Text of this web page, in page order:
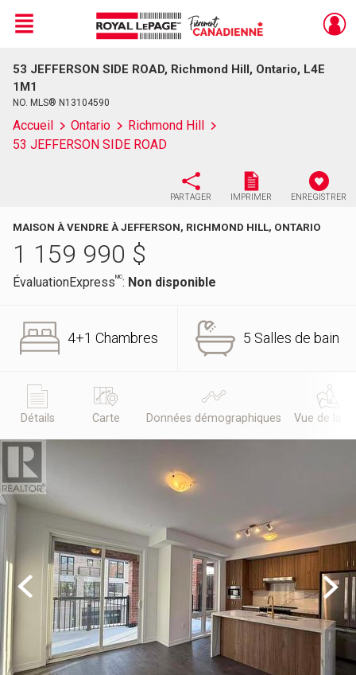
Live
En Direct
Menu
53 JEFFERSON SIDE ROAD, Richmond Hill, Ontario, L4E
1M1
NO. MLS® N13104590
Accueil Ontario
Richmond Hill
53 JEFFERSON SIDE ROAD
PARTAGER IMPRIMER ENREGISTRER
MAISON À VENDRE À JEFFERSON, RICHMOND HILL, ONTARIO
1 159 990 $
ÉvaluationExpressMC: Non disponible
4+1 Chambres 5 Salles de bain
Détails Carte Données démographiques Vue de la
Previous Next